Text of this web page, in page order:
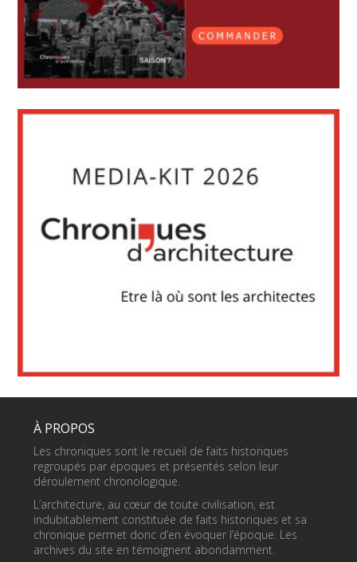
À PROPOS
Les chroniques sont le recueil de faits historiques
regroupés par époques et présentés selon leur
déroulement chronologique.
L’architecture, au cœur de toute civilisation, est
indubitablement constituée de faits historiques et sa
chronique permet donc d’en évoquer l’époque. Les
archives du site en témoignent abondamment.